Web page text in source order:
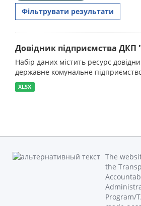
Фільтрувати результати
Довідник підприємства ДКП
Набір даних містить ресурс
державне комунальне
XLSX
The
the
Program/